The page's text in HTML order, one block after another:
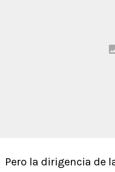
Pero la dirigencia de